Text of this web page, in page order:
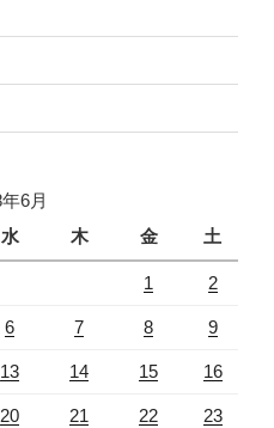
6月
水 木 金 土
1 2
6 7 8 9
13 14 15 16
20 21 22 23